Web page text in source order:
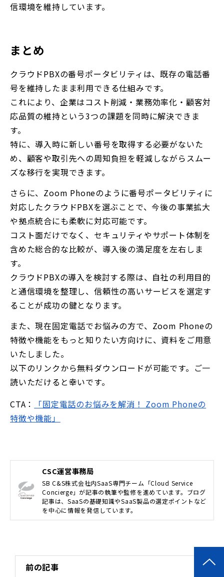
信環境を維持しています。
まとめ
クラウドPBXの番号ポータビリティは、既存の電話番
号を維持したまま利用できる仕組みです。
これにより、企業はコスト削減・業務効率化・顧客対
応品質の維持という3つの課題を同時に解決できま
す。
特に、導入時に新しい番号を取得する必要がないた
め、顧客や取引先への周知負担を軽減しながらスムー
ズな移行を実現できます。
さらに、Zoom Phoneのように番号ポータビリティに
対応したクラウドPBXを選ぶことで、今後の事業拡大
や拠点統合にも柔軟に対応可能です。
コスト面だけでなく、セキュリティやサポート体制を
含めた総合的な比較が、導入後の満足度を左右しま
す。
クラウドPBXの導入を検討する際は、自社の利用目的
と通信環境を整理し、信頼性の高いサービスを選定す
ることが成功の鍵となります。
また、現在固定電話でお悩みの方で、Zoom Phoneの
特徴や機能をもっと知りたい方向けに、資料をご用意
いたしました。
以下のリンクから無料ダウンロードが可能です。ご一
読いただけると幸いです。
CTA：
「固定電話のお悩みを解消！ Zoom Phoneの
特徴や機能」
CSC運営事務局
SB C&S株式会社内SaaS専門チーム「Cloud Service
Concierge」が記事の執筆や監修を進めています。ブログ
記事は、SaaSの基礎知識やSaaS製品の選定ポイントなど
を中心に情報を発信しています。
前の記事